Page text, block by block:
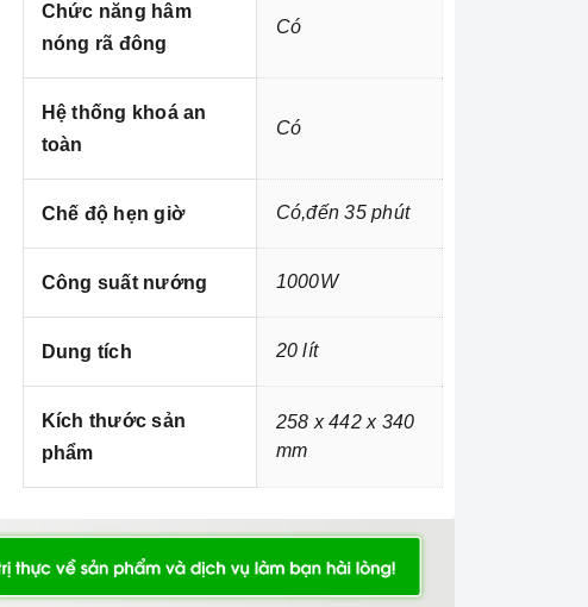
Chức năng hâm
nóng rã đông
Có
Hệ thống khoá an
toàn
Có
Chế độ hẹn giờ Có,đến 35 phút
Công suất nướng 1000W
Dung tích 20 lít
Kích thước sản
phẩm
258 x 442 x 340
mm